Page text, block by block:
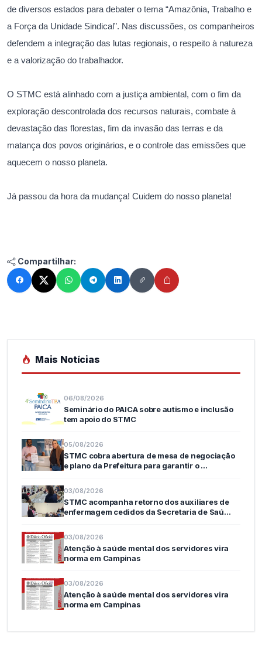
de diversos estados para debater o tema “Amazônia, Trabalho e
a Força da Unidade Sindical”. Nas discussões, os companheiros
defendem a integração das lutas regionais, o respeito à natureza
e a valorização do trabalhador.
O STMC está alinhado com a justiça ambiental, com o fim da
exploração descontrolada dos recursos naturais, combate à
devastação das florestas, fim da invasão das terras e da
matança dos povos originários, e o controle das emissões que
aquecem o nosso planeta.
Já passou da hora da mudança! Cuidem do nosso planeta!
Compartilhar:
Mais Notícias
06/08/2026
Seminário do PAICA sobre autismo e inclusão
tem apoio do STMC
05/08/2026
STMC cobra abertura de mesa de negociação
e plano da Prefeitura para garantir o …
03/08/2026
STMC acompanha retorno dos auxiliares de
enfermagem cedidos da Secretaria de Saú…
03/08/2026
Atenção à saúde mental dos servidores vira
norma em Campinas
03/08/2026
Atenção à saúde mental dos servidores vira
norma em Campinas